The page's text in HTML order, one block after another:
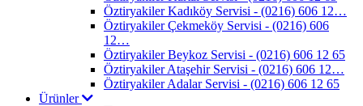
Öztiryakiler Kadıköy Servisi - (0216) 606 12…
Öztiryakiler Çekmeköy Servisi - (0216) 606
12…
Öztiryakiler Beykoz Servisi - (0216) 606 12 65
Öztiryakiler Ataşehir Servisi - (0216) 606 12…
Öztiryakiler Adalar Servisi - (0216) 606 12 65
Ürünler